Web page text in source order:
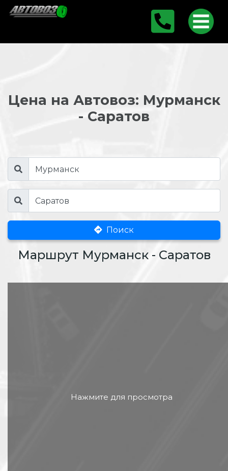
Цена на Автовоз: Мурманск
- Саратов
Поиск
Маршрут Мурманск - Саратов